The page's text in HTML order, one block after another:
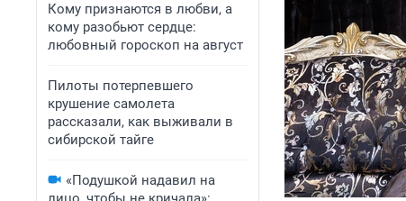
Кому признаются в любви, а
кому разобьют сердце:
любовный гороскоп на август
Пилоты потерпевшего
крушение самолета
рассказали, как выживали в
сибирской тайге
«Подушкой надавил на